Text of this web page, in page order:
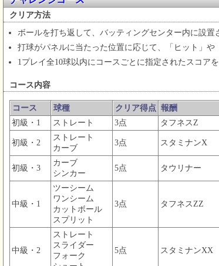
クリア方法
ボールを打ち返して、バッティングセンター内に設置
打球がパネルに当たった位置に応じて、「ヒット」や
1プレイ全10球以内にコースごとに指定されたスコア
コース内容
コース 球種 クリア得点 報酬
初級・1
ストレート 3点 タフネスZ
初級・2
ストレート
カーブ
3点 スタミナンX
初級・3
カーブ
シンカー
5点 タウリナー
中級・1
ツーシーム
ワンシーム
カットボール
スプリット
3点 タフネスZZ
中級・2
ストレート
スライダー
フォーク
5点 スタミナンXX